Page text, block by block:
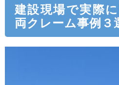
建設現場で実際
両クレーム事例３